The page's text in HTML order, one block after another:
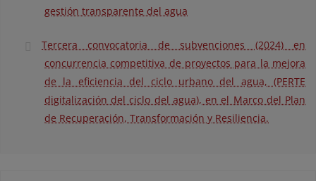
gestión transparente del agua
Tercera convocatoria de subvenciones (2024) en
concurrencia competitiva de proyectos para la mejora
de la eficiencia del ciclo urbano del agua, (PERTE
digitalización del ciclo del agua), en el Marco del Plan
de Recuperación, Transformación y Resiliencia.